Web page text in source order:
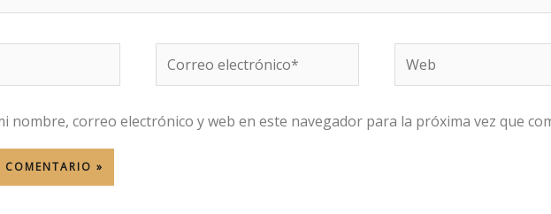
Correo
electrónico*
Web
nombre, correo electrónico y web en este navegador para la próxima vez que